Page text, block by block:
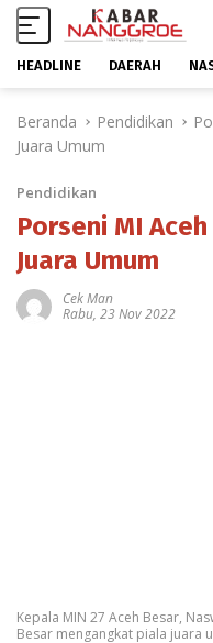
HEADLINE DAERAH
Beranda Pendidikan
Juara Umum
Pendidikan
Porseni MI
Juara Umum
Cek Man
Rabu, 23 Nov 2022
Kepala MIN 27 Aceh Besar,
Besar mengangkat piala juara